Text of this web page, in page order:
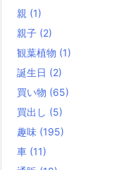
親 (1)
親子 (2)
観葉植物 (1)
誕生日 (2)
買い物 (65)
買出し (5)
趣味 (195)
車 (11)